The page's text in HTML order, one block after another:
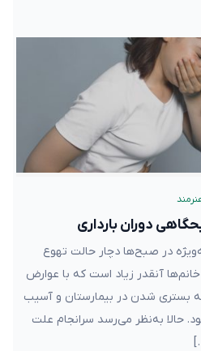
دوران بارداری
در صبح‌ها دچار حالت تهوع
آنقدر زیاد است که با عوارض
بستری شدن در بیمارستان و آسیب
حالا به‌نظر می‌رسد سرانجام علت